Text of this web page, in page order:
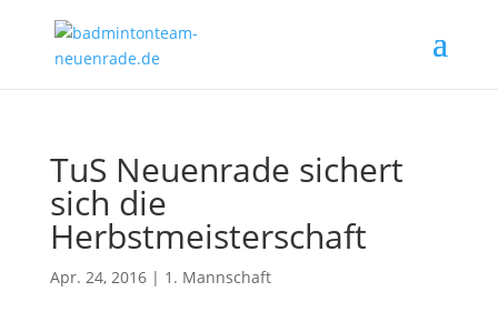
TuS Neuenrade sichert
sich die
Herbstmeisterschaft
Apr. 24, 2016| 1. Mannschaft